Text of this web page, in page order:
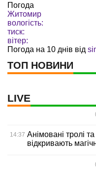
Погода
Житомир
вологість:
тиск:
вітер:
Погода на 10 днів від
ТОП НОВИНИ
LIVE
14:37 Анімовані тролі
відкривають